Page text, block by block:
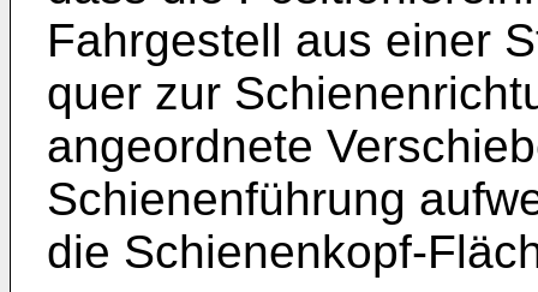
Fahrgestell aus einer
quer zur
angeordnete
Schienenführung
die Schienenkopf-